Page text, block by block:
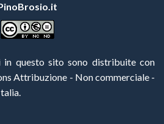
in questo sito sono distribuite con
Attribuzione - Non commerciale -
.